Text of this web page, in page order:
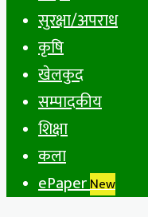
सुरक्षा/अपराध
कृषि
खेलकुद
सम्पादकीय
शिक्षा
कला
ePaperNew